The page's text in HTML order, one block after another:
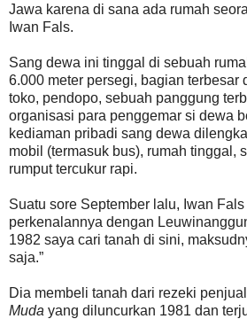
Jawa karena di sana ada rumah
Iwan Fals.
Sang dewa ini tinggal di sebuah
6.000 meter persegi, bagian terbesar
toko, pendopo, sebuah panggung
organisasi para penggemar si dewa
kediaman pribadi sang dewa
mobil (termasuk bus), rumah tinggal,
rumput tercukur rapi.
Suatu sore September lalu, Iwan
perkenalannya dengan
1982 saya cari tanah di sini,
saja.”
Dia membeli tanah dari rezeki
Muda yang diluncurkan 1981 dan